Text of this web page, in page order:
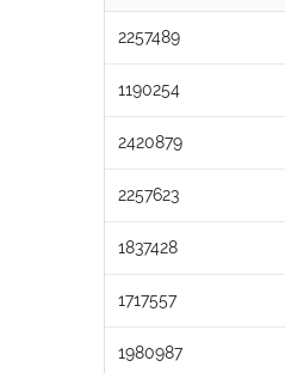
2257489
1190254
2420879
2257623
1837428
1717557
1980987